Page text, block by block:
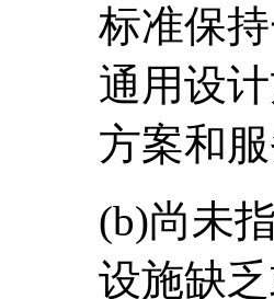
标准保
通用设
方案和服
(b)尚未
设施缺